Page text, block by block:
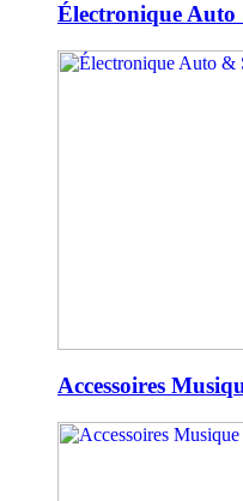
Électronique Auto
Accessoires